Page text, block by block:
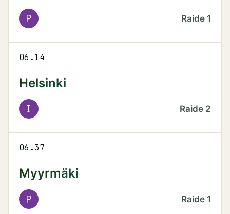
P Raide 1
06.14
Helsinki
I Raide 2
06.37
Myyrmäki
P Raide 1